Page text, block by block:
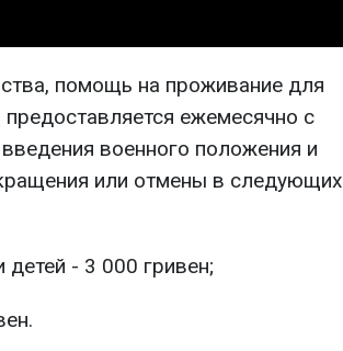
помощь на проживание для
ежемесячно с
военного положения и
или отмены в следующих
- 3 000 гривен;